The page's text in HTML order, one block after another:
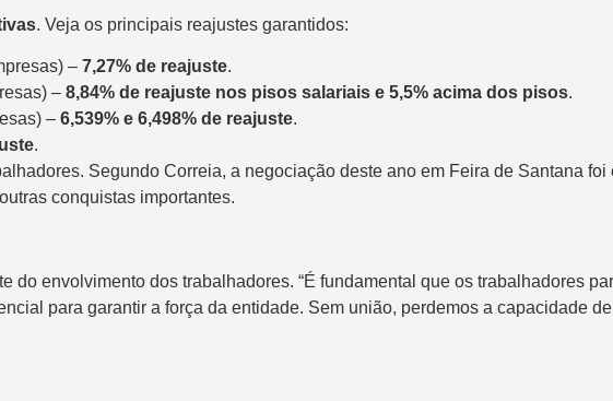
. Veja os principais reajustes garantidos:
– 7,27% de reajuste.
– 8,84% de reajuste nos pisos salariais e 5,5% acima dos pisos.
– 6,539% e 6,498% de reajuste.
.
Segundo Correia, a negociação deste ano em Feira de Santana
conquistas importantes.
envolvimento dos trabalhadores. “É fundamental que os trabalhadores
para garantir a força da entidade. Sem união, perdemos a capacidade